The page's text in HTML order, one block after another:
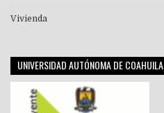
Vivienda
UNIVERSIDAD AUTÓNOMA DE COAHUILA